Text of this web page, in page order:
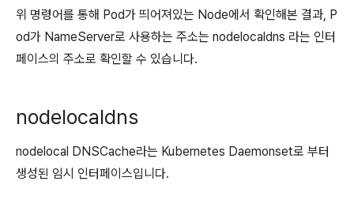
위 명령어를 통해 Pod가 띄어져있는 Node에서 확인해본 결과, P
od가 NameServer로 사용하는 주소는 nodelocaldns 라는 인터
페이스의 주소로 확인할 수 있습니다.
nodelocaldns
nodelocal DNSCache라는 Kubernetes Daemonset로 부터
생성된 임시 인터페이스입니다.